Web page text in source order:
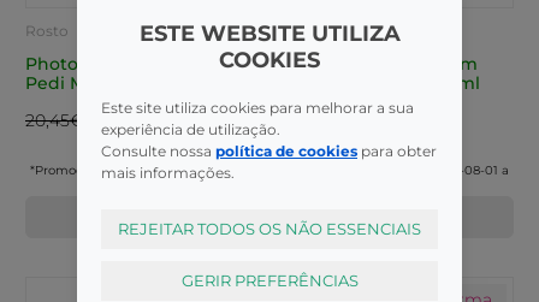
Rosto
Photoderm Bioderm
Pedi Miner SPF50+ 50G
20,45€
15,34€*
*Promoção válida de 2026-08-01 a
Corpo
Photoderm Bioderm
Pedi Lt SPF50+ 100ml
21,20€
15,90€*
*Promoção válida de 2026-08-01 a
ESTE WEBSITE UTILIZA
COOKIES
Este site utiliza cookies para melhorar a sua
experiência de utilização.
Consulte nossa política de cookies para obter
mais informações.
REJEITAR TODOS OS NÃO ESSENCIAIS
GERIR PREFERÊNCIAS